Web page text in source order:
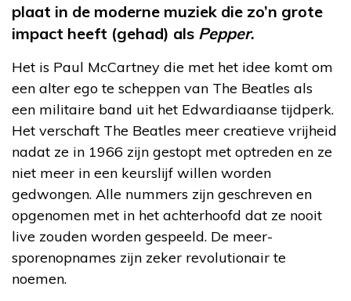
plaat in de moderne muziek die zo’n grote
impact heeft (gehad) als Pepper.
Het is Paul McCartney die met het idee komt om
een alter ego te scheppen van The Beatles als
een militaire band uit het Edwardiaanse tijdperk.
Het verschaft The Beatles meer creatieve vrijheid
nadat ze in 1966 zijn gestopt met optreden en ze
niet meer in een keurslijf willen worden
gedwongen. Alle nummers zijn geschreven en
opgenomen met in het achterhoofd dat ze nooit
live zouden worden gespeeld. De meer-
sporenopnames zijn zeker revolutionair te
noemen.